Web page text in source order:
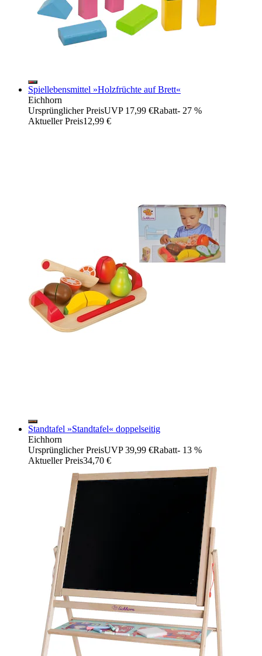
Spiellebensmittel »Holzfrüchte auf Brett«
Eichhorn
Ursprünglicher PreisUVP 17,99 €Rabatt- 27 %
Aktueller Preis12,99 €
Standtafel »Standtafel« doppelseitig
Eichhorn
Ursprünglicher PreisUVP 39,99 €Rabatt- 13 %
Aktueller Preis34,70 €